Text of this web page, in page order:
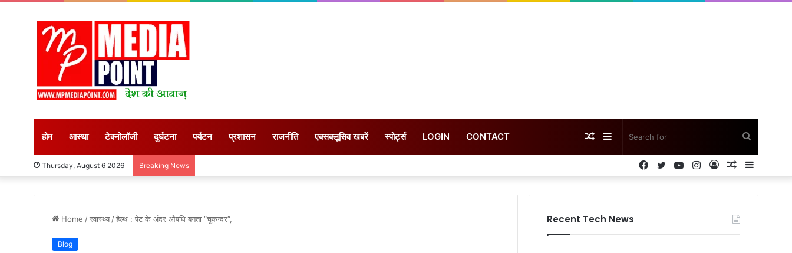
होम आस्था टेक्नोलॉजी दुर्घटना पर्यटन प्रशासन राजनीति एक्सक्लूसिव खबरें स्पोर्ट्स LOGIN CONTACT
for
Sidebar
Random
Thursday, August 6 2026 Breaking News
Random
Log
Instagram
YouTube
Twitter
Facebook
Home /स्वास्थ्य /हैल्थ : पेट के अंदर औषधि बनता “चुकन्दर”,
Blog
Recent Tech News